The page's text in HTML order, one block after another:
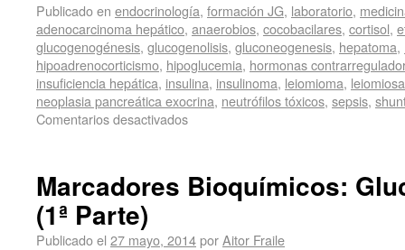
Publicado en endocrinología, formación JG, laboratorio,
adenocarcinoma hepático, anaerobios, cocobacilares, cortisol,
glucogenogénesis, glucogenolisis, gluconeogenesis, hepatoma,
hipoadrenocorticismo, hipoglucemia, hormonas
insuficiencia hepática, insulina, insulinoma, leiomioma,
neoplasia pancreática exocrina, neutrófilos tóxicos, sepsis,
Comentarios desactivados
Marcadores Bioquímicos:
(1ª Parte)
Publicado el 27 mayo, 2014porAitor Fraile